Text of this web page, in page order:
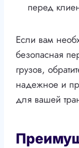
перед
Если вам
безопасная
грузов,
надежное и
для вашей